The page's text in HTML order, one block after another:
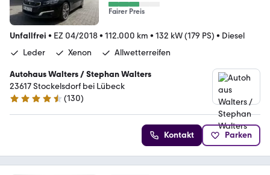
Fairer Preis
Unfallfrei • EZ 04/2018• 112.000 km • 132 kW (179 PS) • Diesel
Leder
Xenon Allwetterreifen
Autohaus Walters / Stephan Walters
23617 Stockelsdorf bei Lübeck
4.6 Sterne
(130)
Kontakt Parken